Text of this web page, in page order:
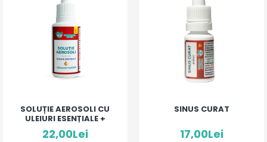
SOLUȚIE AEROSOLI CU
ULEIURI ESENȚIALE +
DEXAMETAZONĂ
22,00Lei
SINUS CURAT
17,00Lei